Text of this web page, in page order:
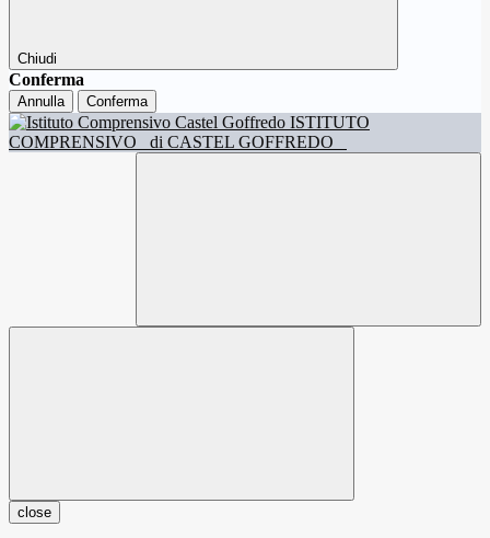
Chiudi
Conferma
Annulla Conferma
ISTITUTO
COMPRENSIVO
di CASTEL GOFFREDO
close